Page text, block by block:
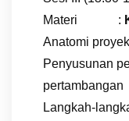
Materi :
Anatomi
Penyusunan
pertambangan
Langkah-